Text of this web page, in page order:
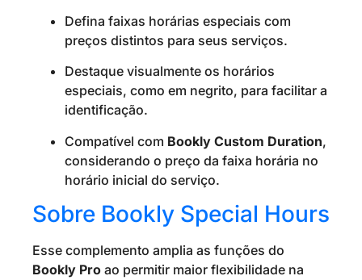
Defina faixas horárias especiais com
preços distintos para seus serviços.
Destaque visualmente os horários
especiais, como em negrito, para facilitar a
identificação.
Compatível com Bookly Custom Duration,
considerando o preço da faixa horária no
horário inicial do serviço.
Sobre Bookly Special Hours
Esse complemento amplia as funções do
Bookly Pro ao permitir maior flexibilidade na